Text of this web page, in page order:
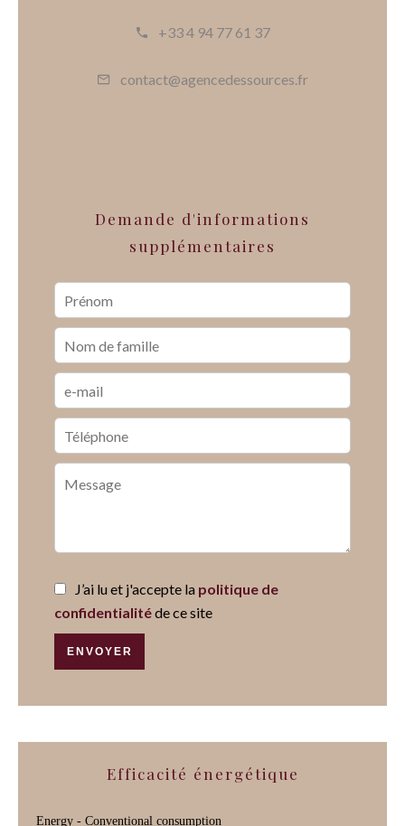
+33 4 94 77 61 37
contact@agencedessources.fr
Demande d'informations
supplémentaires
J’ai lu et j'accepte la politique de
confidentialitéde ce site
ENVOYER
Efficacité énergétique